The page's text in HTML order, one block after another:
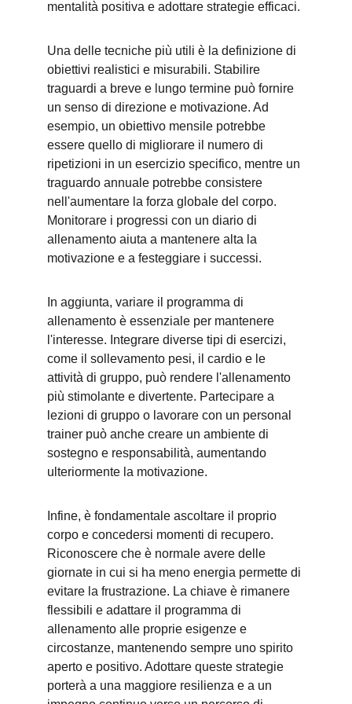
mentalità positiva e adottare strategie efficaci.
Una delle tecniche più utili è la definizione di
obiettivi realistici e misurabili. Stabilire
traguardi a breve e lungo termine può fornire
un senso di direzione e motivazione. Ad
esempio, un obiettivo mensile potrebbe
essere quello di migliorare il numero di
ripetizioni in un esercizio specifico, mentre un
traguardo annuale potrebbe consistere
nell'aumentare la forza globale del corpo.
Monitorare i progressi con un diario di
allenamento aiuta a mantenere alta la
motivazione e a festeggiare i successi.
In aggiunta, variare il programma di
allenamento è essenziale per mantenere
l'interesse. Integrare diverse tipi di esercizi,
come il sollevamento pesi, il cardio e le
attività di gruppo, può rendere l'allenamento
più stimolante e divertente. Partecipare a
lezioni di gruppo o lavorare con un personal
trainer può anche creare un ambiente di
sostegno e responsabilità, aumentando
ulteriormente la motivazione.
Infine, è fondamentale ascoltare il proprio
corpo e concedersi momenti di recupero.
Riconoscere che è normale avere delle
giornate in cui si ha meno energia permette di
evitare la frustrazione. La chiave è rimanere
flessibili e adattare il programma di
allenamento alle proprie esigenze e
circostanze, mantenendo sempre uno spirito
aperto e positivo. Adottare queste strategie
porterà a una maggiore resilienza e a un